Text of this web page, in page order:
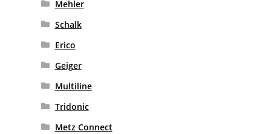
Mehler
Schalk
Erico
Geiger
Multiline
Tridonic
Metz Connect